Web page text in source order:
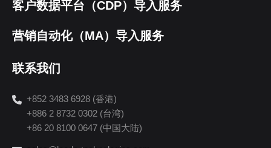
客户数据平台（CDP）导入服务
营销自动化（MA）导入服务
联系我们
+852 3483 6928 (香港)
+886 2 8732 0302 (台湾)
+86 20 8100 0647 (中国大陆)